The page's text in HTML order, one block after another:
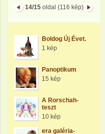
14/15oldal (116 kép)
Boldog Új Évet.
1 kép
Panoptikum
15 kép
A Rorschah-
teszt
10 kép
era galéria-